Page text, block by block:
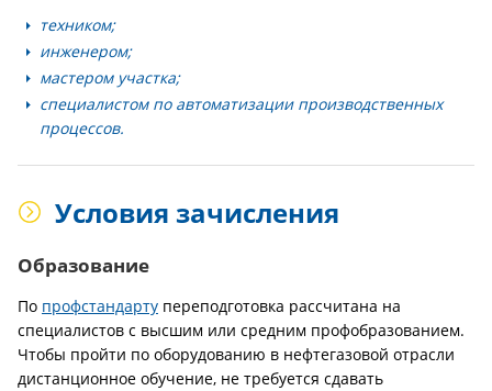
техником;
инженером;
мастером участка;
специалистом по автоматизации производственных
процессов.
Условия зачисления
Образование
По профстандарту переподготовка рассчитана на
специалистов с высшим или средним профобразованием.
Чтобы пройти по оборудованию в нефтегазовой отрасли
дистанционное обучение, не требуется сдавать